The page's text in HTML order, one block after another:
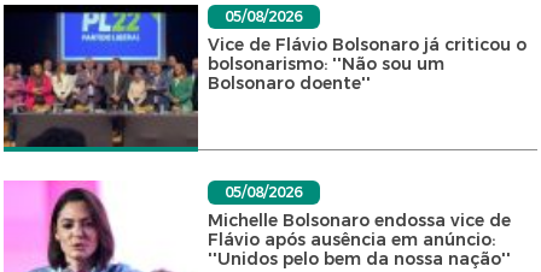
05/08/2026
Vice de Flávio Bolsonaro já criticou o
bolsonarismo: ''Não sou um
Bolsonaro doente''
05/08/2026
Michelle Bolsonaro endossa vice de
Flávio após ausência em anúncio:
''Unidos pelo bem da nossa nação''